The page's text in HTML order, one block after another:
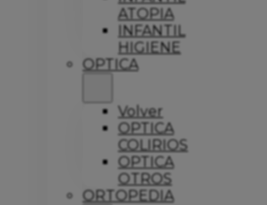
ATOPIA
INFANTIL
HIGIENE
OPTICA
Volver
OPTICA
COLIRIOS
OPTICA
OTROS
ORTOPEDIA